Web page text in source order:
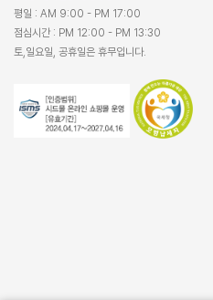
평일 : AM 9:00 - PM 17:00
점심시간 : PM 12:00 - PM 13:30
토,일요일, 공휴일은 휴무입니다.